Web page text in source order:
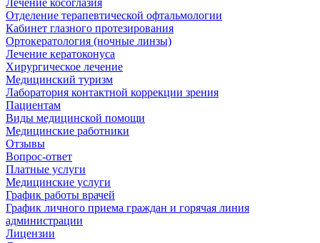
Лечение косоглазия
Отделение терапевтической офтальмологии
Кабинет глазного протезирования
Ортокератология (ночные линзы)
Лечение кератоконуса
Хирургическое лечение
Медицинский туризм
Лаборатория контактной коррекции зрения
Пациентам
Виды медицинской помощи
Медицинские работники
Отзывы
Вопрос-ответ
Платные услуги
Медицинские услуги
График работы врачей
График личного приема граждан и горячая линия
администрации
Лицензии